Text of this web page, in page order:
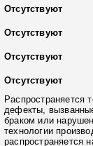
Отсутствуют
Отсутствуют
Отсутствуют
Отсутствуют
Распространяется
дефекты,
браком или
технологии
распространяется